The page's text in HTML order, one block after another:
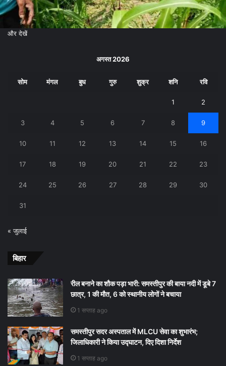
और देखें
अगस्त 2026
सोम मंगल बुध गुरु शुक्र शनि रवि
1 2
3 4 5 6 7 8 9
10 11 12 13 14 15 16
17 18 19 20 21 22 23
24 25 26 27 28 29 30
31
« जुलाई
बिहार
रील बनाने का शौक पड़ा भारी: समस्तीपुर की बाया नदी में डूबे 7
छात्र, 1 की मौत, 6 को स्थानीय लोगों ने बचाया
1 सप्ताह ago
समस्तीपुर सदर अस्पताल में MLCU सेवा का शुभारंभ;
जिलाधिकारी ने किया उद्घाटन, दिए दिशा निर्देश
1 सप्ताह ago